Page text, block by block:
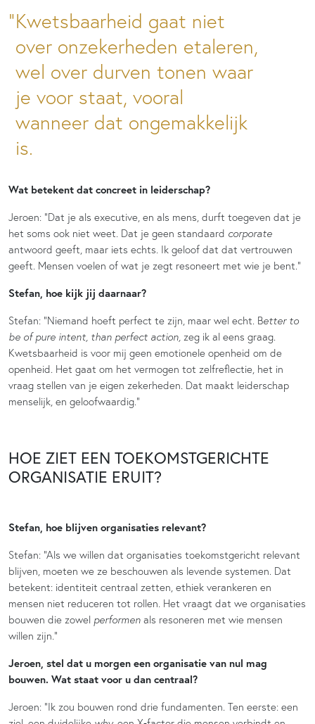
Kwetsbaarheid gaat niet
over onzekerheden etaleren,
wel over durven tonen waar
je voor staat, vooral
wanneer dat ongemakkelijk
is.
Wat betekent dat concreet in leiderschap?
Jeroen: “Dat je als executive, en als mens, durft toegeven dat je
het soms ook niet weet. Dat je geen standaard corporate
antwoord geeft, maar iets echts. Ik geloof dat dat vertrouwen
geeft. Mensen voelen of wat je zegt resoneert met wie je bent.”
Stefan, hoe kijk jij daarnaar?
Stefan: “Niemand hoeft perfect te zijn, maar wel echt. Better to
be of pure intent, than perfect action, zeg ik al eens graag.
Kwetsbaarheid is voor mij geen emotionele openheid om de
openheid. Het gaat om het vermogen tot zelfreflectie, het in
vraag stellen van je eigen zekerheden. Dat maakt leiderschap
menselijk, en geloofwaardig.”
HOE ZIET EEN TOEKOMSTGERICHTE
ORGANISATIE ERUIT?
Stefan, hoe blijven organisaties relevant?
Stefan: “Als we willen dat organisaties toekomstgericht relevant
blijven, moeten we ze beschouwen als levende systemen. Dat
betekent: identiteit centraal zetten, ethiek verankeren en
mensen niet reduceren tot rollen. Het vraagt dat we organisaties
bouwen die zowel performen als resoneren met wie mensen
willen zijn.”
Jeroen, stel dat u morgen een organisatie van nul mag
bouwen. Wat staat voor u dan centraal?
Jeroen: “Ik zou bouwen rond drie fundamenten. Ten eerste: een